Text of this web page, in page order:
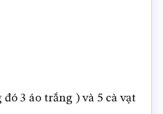
3 áo trắng ) và 5 cà vạt